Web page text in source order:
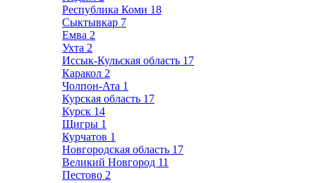
Республика Коми 18
Сыктывкар 7
Емва 2
Ухта 2
Иссык-Кульская область 17
Каракол 2
Чолпон-Ата 1
Курская область 17
Курск 14
Щигры 1
Курчатов 1
Новгородская область 17
Великий Новгород 11
Пестово 2